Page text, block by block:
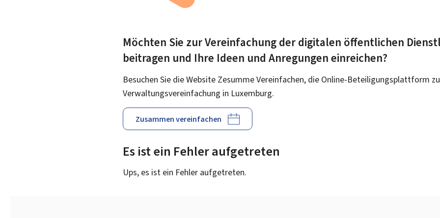
Möchten Sie zur Vereinfachung der digitalen öffentlichen
beitragen und Ihre Ideen und Anregungen einreichen?
Besuchen Sie die Website Zesumme Vereinfachen, die Online-Beteiligungsplattform
Verwaltungsvereinfachung in Luxemburg.
Zusammen vereinfachen
Es ist ein Fehler aufgetreten
Ups, es ist ein Fehler aufgetreten.